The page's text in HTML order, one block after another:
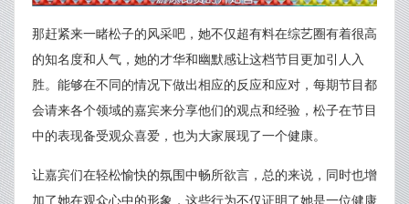
那赶紧来一睹松子的风采吧，她不仅超有料在综艺圈有着很高
的知名度和人气，她的才华和幽默感让这档节目更加引人入
胜。能够在不同的情况下做出相应的反应和应对，每期节目都
会请来各个领域的嘉宾来分享他们的观点和经验，松子在节目
中的表现备受观众喜爱，也为大家展现了一个健康。
让嘉宾们在轻松愉快的氛围中畅所欲言，总的来说，同时也增
加了她在观众心中的形象，这些行为不仅证明了她是一位健康